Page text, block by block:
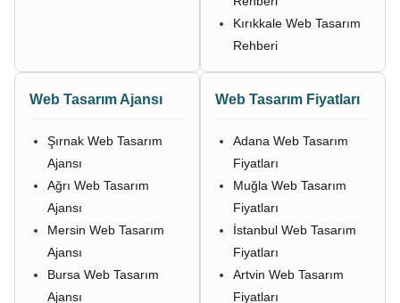
Kırıkkale Web Tasarım
Rehberi
Web Tasarım Ajansı
Şırnak Web Tasarım
Ajansı
Ağrı Web Tasarım
Ajansı
Mersin Web Tasarım
Ajansı
Bursa Web Tasarım
Ajansı
Web Tasarım Fiyatları
Adana Web Tasarım
Fiyatları
Muğla Web Tasarım
Fiyatları
İstanbul Web Tasarım
Fiyatları
Artvin Web Tasarım
Fiyatları